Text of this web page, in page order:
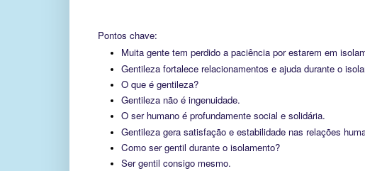
Pontos chave:
Muita gente tem perdido a paciência por estarem em
Gentileza fortalece relacionamentos e ajuda durante o
O que é gentileza?
Gentileza não é ingenuidade.
O ser humano é profundamente social e solidária.
Gentileza gera satisfação e estabilidade nas relações
Como ser gentil durante o isolamento?
Ser gentil consigo mesmo.